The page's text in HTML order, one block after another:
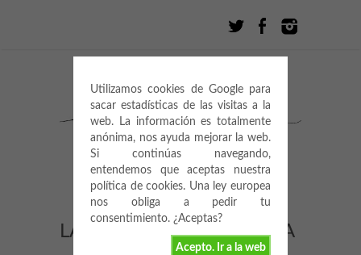
Utilizamos cookies de Google para
sacar estadísticas de las visitas a la
web. La información es totalmente
anónima, nos ayuda mejorar la web.
Si continúas navegando,
entendemos que aceptas nuestra
política de cookies. Una ley europea
nos obliga a pedir tu
consentimiento. ¿Aceptas?
Acepto. Ir a la web
LA ESTANTERÍA PERFECTA